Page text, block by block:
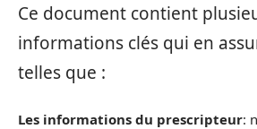
Ce document contient
informations clés qui en
telles que :
Les informations du prescripteur: